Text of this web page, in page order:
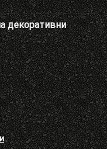
декоративни